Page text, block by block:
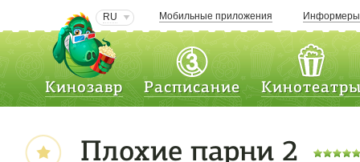
RU Мобильные приложения Информеры
Кинозавр Расписание
Плохие парни 2